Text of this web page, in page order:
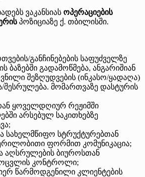
ვაკანსიას ოპერაციების
პოზიციაზე ქ. თბილისში.
განჩინებების საფუძველზე
ბაზებში გადამოწმება, ანგარიშიან
შეზღუდვების (ინკასო/ყადაღა)
შესრულება. მომართვაზე დასტურის
ყოველდღიურ რეჟიმში
არსებულ საკითხებზე
სახელმწიფო სტრუქტურებთან
ფორმით კომუნიკაცია;
აღსრულების ბიუროსთან
კონტროლი;
წარმოდგენილი კლიენტების